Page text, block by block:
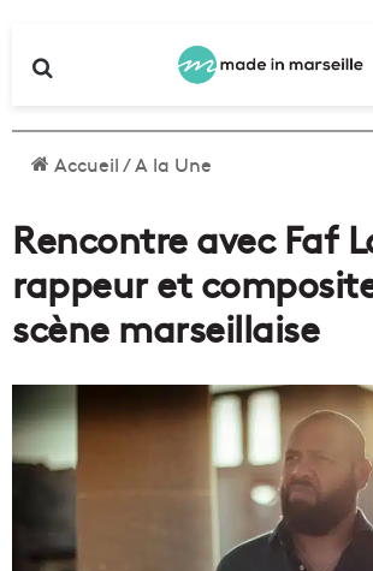
Accueil/A la Une
Rencontre avec Faf
rappeur et
scène marseillaise